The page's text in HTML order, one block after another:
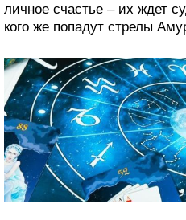
личное счастье – их ждет
кого же попадут стрелы